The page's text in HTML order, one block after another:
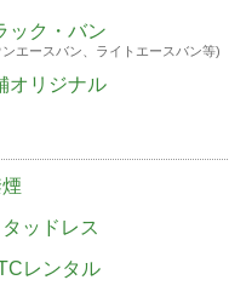
ック・バン
エースバン、ライトエースバン等)
オリジナル
ッドレス
レンタル